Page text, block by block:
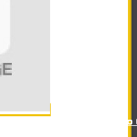
клапана сливного